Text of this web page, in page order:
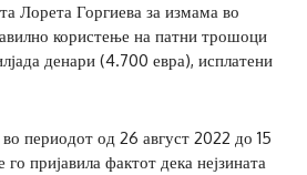
Лорета Горгиева за измама во
користење на патни трошоци
денари (4.700 евра), исплатени
периодот од 26 август 2022 до 15
пријавила фактот дека нејзината